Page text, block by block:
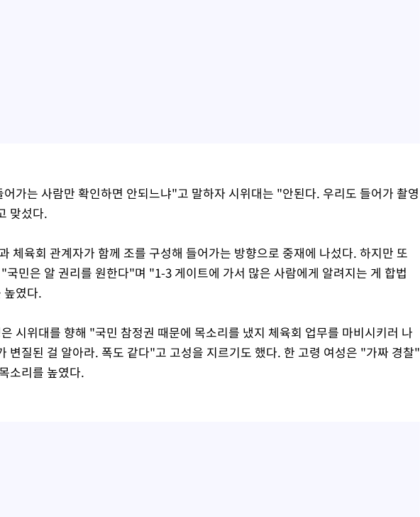
가는 사람만 확인하면 안되느냐"고 말하자 시위대는 "안된다. 우리도 들어가 촬영
맞섰다.
체육회 관계자가 함께 조를 구성해 들어가는 방향으로 중재에 나섰다. 하지만 또
국민은 알 권리를 원한다"며 "1-3 게이트에 가서 많은 사람에게 알려지는 게 합법
높였다.
시위대를 향해 "국민 참정권 때문에 목소리를 냈지 체육회 업무를 마비시키러 나
변질된 걸 알아라. 폭도 같다"고 고성을 지르기도 했다. 한 고령 여성은 "가짜 경찰"
소리를 높였다.